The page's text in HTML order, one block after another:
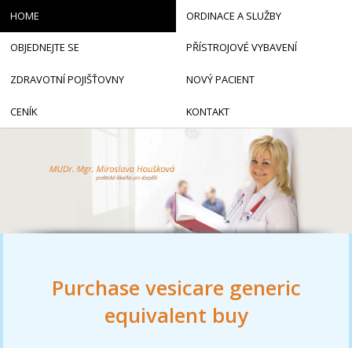
Purchase vesicare generic
equivalent buy
HOME ORDINACE A SLUŽBY
OBJEDNEJTE SE PŘÍSTROJOVÉ VYBAVENÍ
ZDRAVOTNÍ POJIŠŤOVNY NOVÝ PACIENT
CENÍK KONTAKT